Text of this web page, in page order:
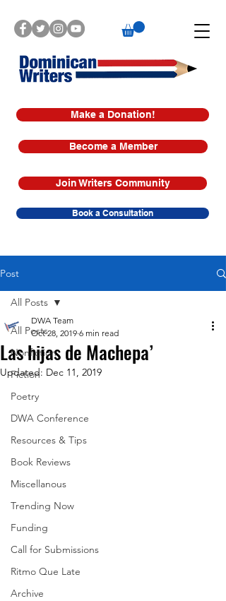
Make a Donation!
Book a Consultation
Join Writers Community
Become a Member
Post
All Posts
Nonfiction
Fiction
Poetry
DWA Conference
Resources & Tips
Book Reviews
Miscellanous
Trending Now
Funding
Call for Submissions
Ritmo Que Late
Archive
All Posts
Las hijas de Machepa’
DWA Team
Oct 28, 2019 6 min read
Updated: Dec 11, 2019